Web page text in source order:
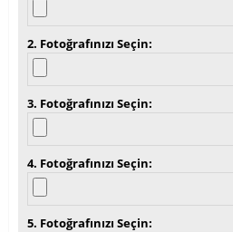
2. Fotoğrafınızı Seçin
3. Fotoğrafınızı Seçin
4. Fotoğrafınızı Seçin
5. Fotoğrafınızı Seçin